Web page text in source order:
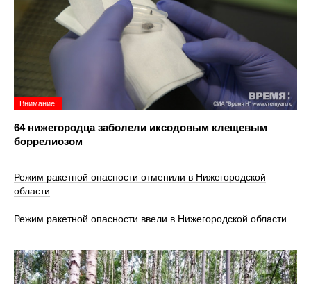
Внимание!
64 нижегородца заболели иксодовым клещевым
боррелиозом
Режим ракетной опасности отменили в Нижегородской
области
Режим ракетной опасности ввели в Нижегородской области